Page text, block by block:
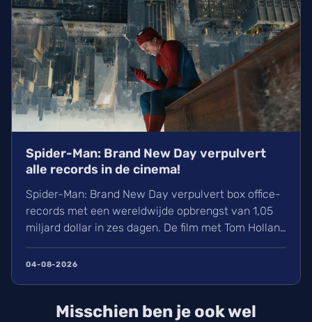
Spider-Man: Brand New Day verpulvert
alle records in de cinema!
Spider-Man: Brand New Day verpulvert box office-
records met een wereldwijde opbrengst van 1,05
miljard dollar in zes dagen. De film met Tom Holland
en Zendaya haalt hiermee bijna Avengers:
Endgame in. Volgens hollywoodreporter.com
IMAX-release.
04-08-2026
Misschien ben je ook wel